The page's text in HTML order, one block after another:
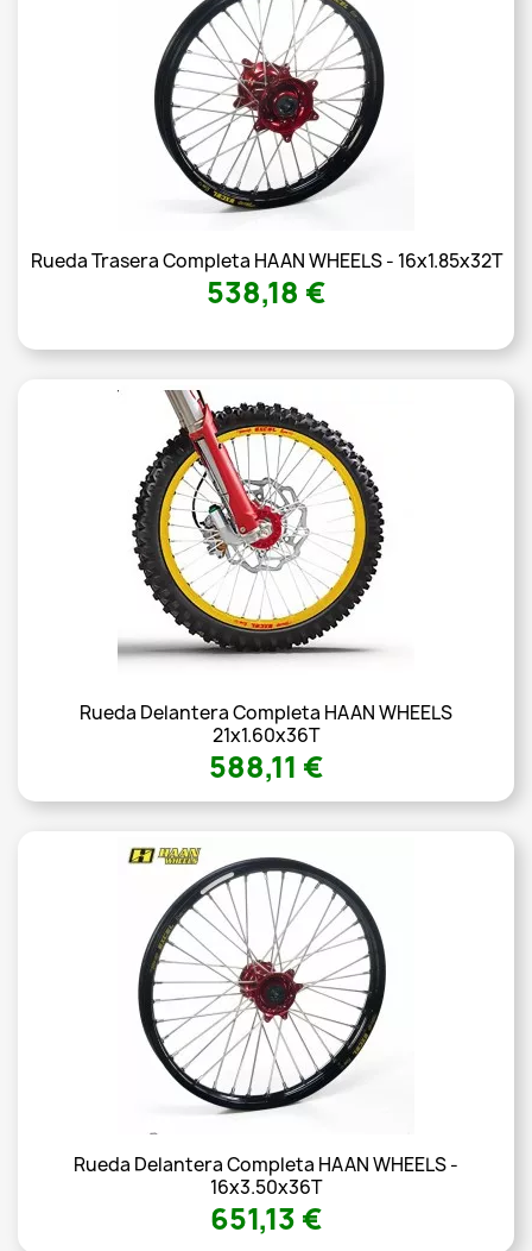
Rueda Trasera Completa HAAN WHEELS - 16x1.85x32T
538,18 €
Rueda Delantera Completa HAAN WHEELS
21x1.60x36T
588,11 €
Rueda Delantera Completa HAAN WHEELS -
16x3.50x36T
651,13 €